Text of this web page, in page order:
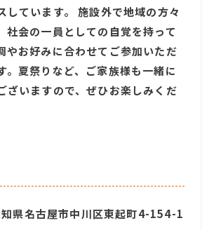
しています。 施設外で地域の方々
社会の一員としての自覚を持って
やお好みに合わせてご参加いただ
。夏祭りなど、ご家族様も一緒に
ざいますので、ぜひお楽しみくだ
県名古屋市中川区東起町4-154-1